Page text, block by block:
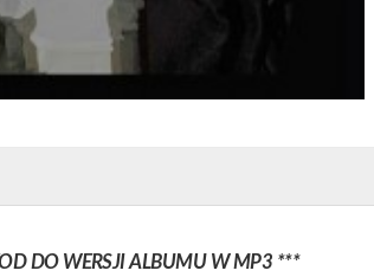
DO WERSJI ALBUMU W MP3 ***